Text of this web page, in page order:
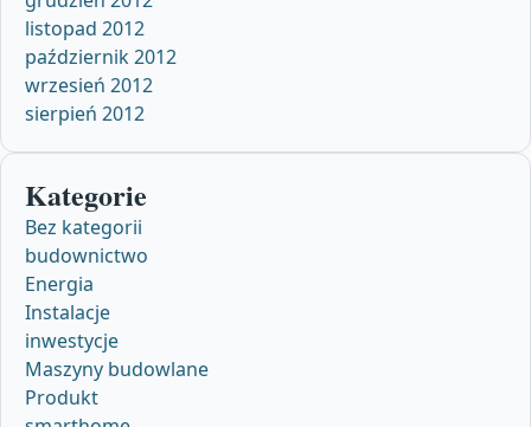
listopad 2012
październik 2012
wrzesień 2012
sierpień 2012
Kategorie
Bez kategorii
budownictwo
Energia
Instalacje
inwestycje
Maszyny budowlane
Produkt